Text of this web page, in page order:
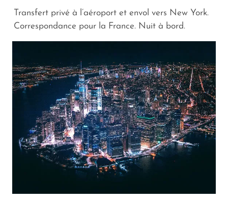
Transfert privé à l’aéroport et envol vers New York.
Correspondance pour la France. Nuit à bord.